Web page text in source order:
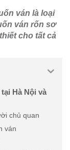
ván là loại
ván rốn sơ
cho tất cả
Hà Nội và
chủ quan
ván